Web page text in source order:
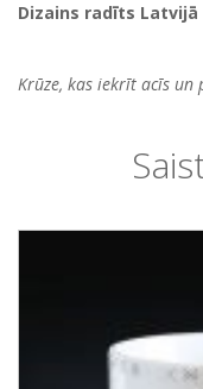
Dizains radīts Latvijā
Krūze, kas iekrīt acīs un